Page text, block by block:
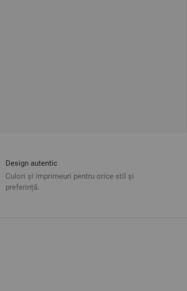
Design autentic
Culori și imprimeuri pentru orice stil și
preferință.